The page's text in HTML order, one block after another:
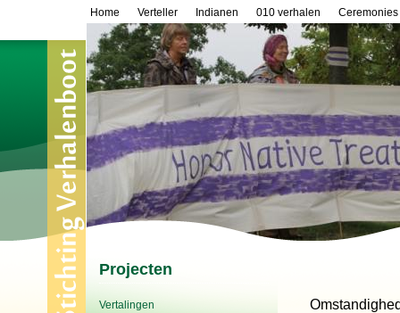
Home Verteller Indianen 010 verhalen Ceremonies
Projecten
Vertalingen